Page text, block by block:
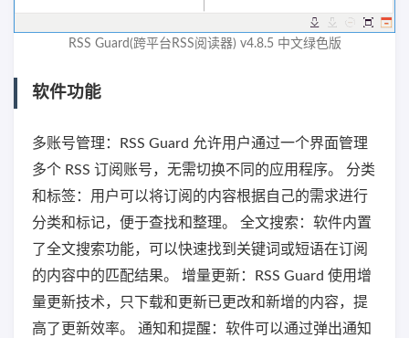
RSS Guard(跨平台RSS阅读器) v4.8.5 中文绿色版
软件功能
多账号管理：RSS Guard 允许用户通过一个界面管理
多个 RSS 订阅账号，无需切换不同的应用程序。 分类
和标签：用户可以将订阅的内容根据自己的需求进行
分类和标记，便于查找和整理。 全文搜索：软件内置
了全文搜索功能，可以快速找到关键词或短语在订阅
的内容中的匹配结果。 增量更新：RSS Guard 使用增
量更新技术，只下载和更新已更改和新增的内容，提
高了更新效率。 通知和提醒：软件可以通过弹出通知